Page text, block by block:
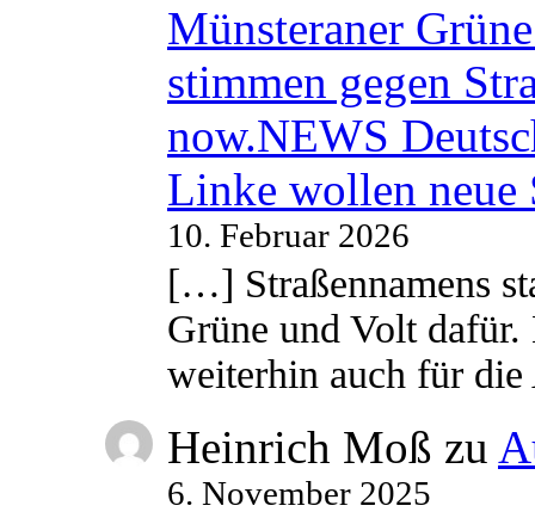
Münsteraner
stimmen gegen
now.NEWS
Linke wollen neue
10. Februar 2026
[…] Straßennamens
Grüne und Volt
weiterhin auch für
Heinrich Moß zu
6. November 2025